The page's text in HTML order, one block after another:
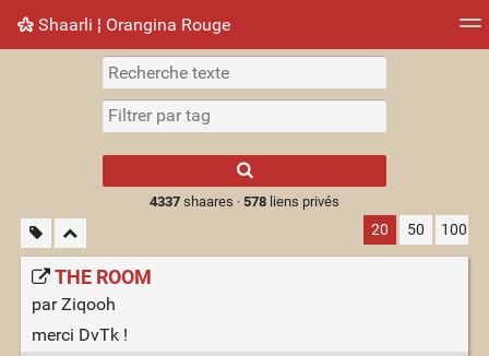
Shaarli ¦ Orangina Rouge
Nuage de tags Mur d'images
results.
4337shaares · 578liens privés
20 50 100
THE ROOM
par Ziqooh
merci DvTk !